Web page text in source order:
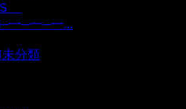
未分類